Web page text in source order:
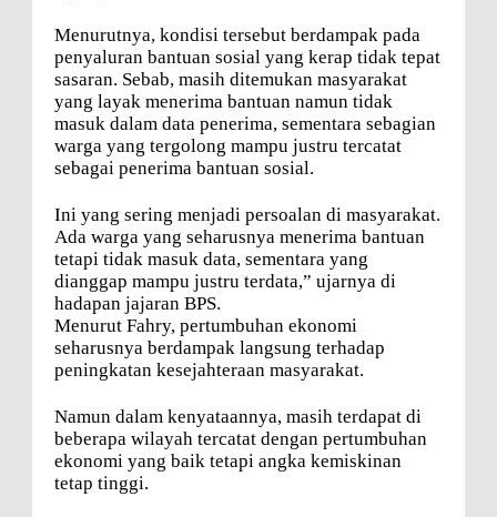
Menurutnya, kondisi tersebut berdampak pada
penyaluran bantuan sosial yang kerap tidak tepat
sasaran. Sebab, masih ditemukan masyarakat
yang layak menerima bantuan namun tidak
masuk dalam data penerima, sementara sebagian
warga yang tergolong mampu justru tercatat
sebagai penerima bantuan sosial.
Ini yang sering menjadi persoalan di masyarakat.
Ada warga yang seharusnya menerima bantuan
tetapi tidak masuk data, sementara yang
dianggap mampu justru terdata,” ujarnya di
hadapan jajaran BPS.
Menurut Fahry, pertumbuhan ekonomi
seharusnya berdampak langsung terhadap
peningkatan kesejahteraan masyarakat.
Namun dalam kenyataannya, masih terdapat di
beberapa wilayah tercatat dengan pertumbuhan
ekonomi yang baik tetapi angka kemiskinan
tetap tinggi.